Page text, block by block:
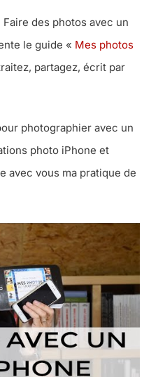
des photos avec un
le guide « Mes photos
partagez, écrit par
photographier avec un
photo iPhone et
avec vous ma pratique de